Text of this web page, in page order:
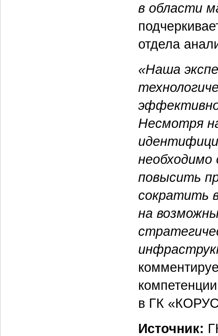
в области
отдела
«Наша
Несмотря
повысить
сократить
на
в ГК
Источник: